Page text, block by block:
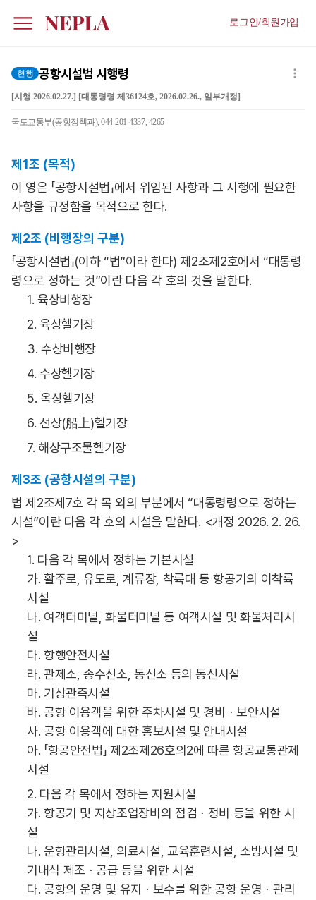
로그인/회원가입
현행 공항시설법 시행령
[시행 2026.02.27.] [대통령령 제36124호, 2026.02.26., 일부개정]
국토교통부(공항정책과), 044-201-4337, 4265
제1조 (목적)
이 영은 「공항시설법」에서 위임된 사항과 그 시행에 필요한
사항을 규정함을 목적으로 한다.
제2조 (비행장의 구분)
「공항시설법」(이하 “법”이라 한다) 제2조제2호에서 “대통령
령으로 정하는 것”이란 다음 각 호의 것을 말한다.
1. 육상비행장
2. 육상헬기장
3. 수상비행장
4. 수상헬기장
5. 옥상헬기장
6. 선상(船上)헬기장
7. 해상구조물헬기장
제3조 (공항시설의 구분)
법 제2조제7호 각 목 외의 부분에서 “대통령령으로 정하는
시설”이란 다음 각 호의 시설을 말한다. <개정 2026. 2. 26.
>
1. 다음 각 목에서 정하는 기본시설
가. 활주로, 유도로, 계류장, 착륙대 등 항공기의 이착륙
시설
나. 여객터미널, 화물터미널 등 여객시설 및 화물처리시
설
다. 항행안전시설
라. 관제소, 송수신소, 통신소 등의 통신시설
마. 기상관측시설
바. 공항 이용객을 위한 주차시설 및 경비ㆍ보안시설
사. 공항 이용객에 대한 홍보시설 및 안내시설
아. 「항공안전법」 제2조제26호의2에 따른 항공교통관제
시설
2. 다음 각 목에서 정하는 지원시설
가. 항공기 및 지상조업장비의 점검ㆍ정비 등을 위한 시
설
나. 운항관리시설, 의료시설, 교육훈련시설, 소방시설 및
기내식 제조ㆍ공급 등을 위한 시설
다. 공항의 운영 및 유지ㆍ보수를 위한 공항 운영ㆍ관리